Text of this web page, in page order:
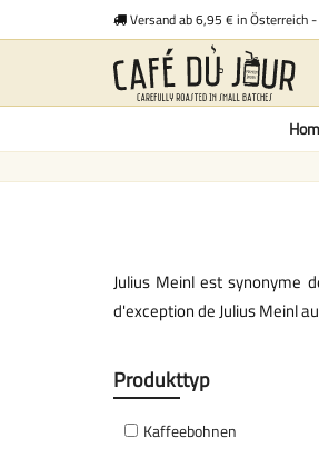
Versand ab 6,95 € in Österreich -
Julius Meinl est synonyme
d'exceptionde Julius Meinl
Produkttyp
Kaffeebohnen